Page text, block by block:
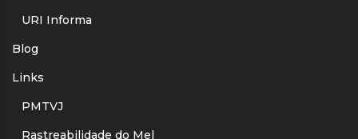
URI Informa
Blog
Links
PMTVJ
Rastreabilidade do Mel